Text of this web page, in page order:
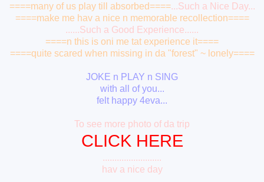
====many of us play till absorbed====...Such a Nice Day...
====make me hav a nice n memorable recollection====
......Such a Good Experience......
====n this is oni me tat experience it====
====quite scared when missing in da "forest" ~ lonely====
JOKE n PLAY n SING
with all of you...
felt happy 4eva...
To see more photo of da trip
CLICK HERE
.........................
hav a nice day